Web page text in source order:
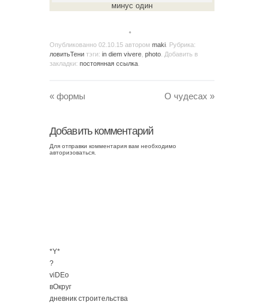
минус один
。
Опубликованно 02.10.15 автором maki . Рубрика:
ловитьТени тэги: in diem vivere photo . Добавить в
закладки: постоянная ссылка
« формы О чудесах »
Добавить комментарий
Для отправки комментария вам необходимо
авторизоваться
*Y*
?
viDEo
вОкруг
дневник строительства